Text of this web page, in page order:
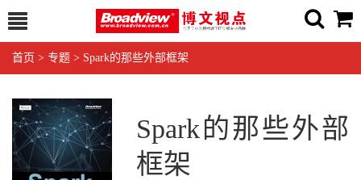
首页 > 专题 > Spark的那些外部框架
Spark的那些外部
框架